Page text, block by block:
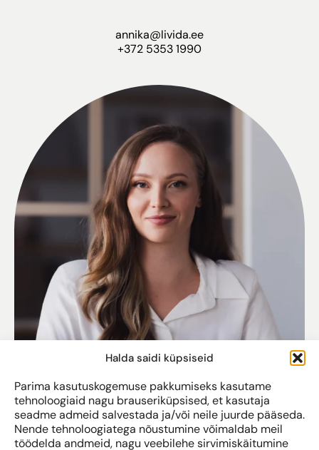
Halda saidi küpsiseid
Parima kasutuskogemuse pakkumiseks kasutame
tehnoloogiaid nagu brauseriküpsised, et kasutaja
seadme admeid salvestada ja/või neile juurde pääseda.
Nende tehnoloogiatega nõustumine võimaldab meil
töödelda andmeid, nagu veebilehe sirvimiskäitumine
annika@livida.ee
+372 5353 1990